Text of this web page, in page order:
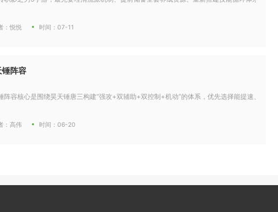
：悦悦 时间：07-11
阵容
阵容核心是围绕昊天锤唐三构建“强攻+双辅助+双控制+机动”的体系，优先选择能提速、回魂
：高伟 时间：06-20